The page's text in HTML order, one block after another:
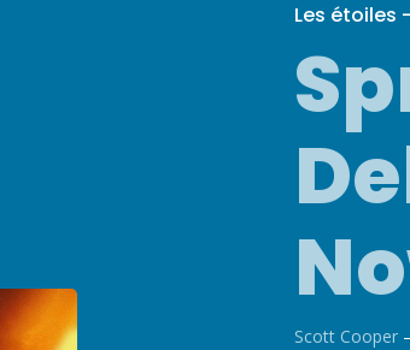
Les étoiles
Scott Cooper